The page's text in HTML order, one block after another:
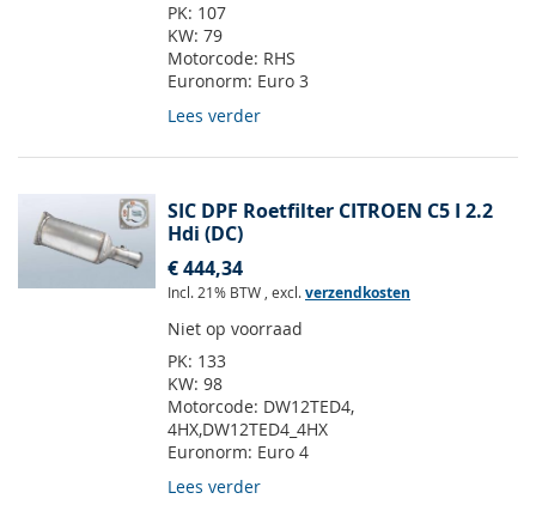
PK: 107
KW: 79
Motorcode: RHS
Euronorm: Euro 3
Lees verder
SIC DPF Roetfilter CITROEN C5 I 2.2
Hdi (DC)
€ 444,34
Incl. 21% BTW , excl.verzendkosten
Niet op voorraad
PK: 133
KW: 98
Motorcode: DW12TED4,
4HX,DW12TED4_4HX
Euronorm: Euro 4
Lees verder